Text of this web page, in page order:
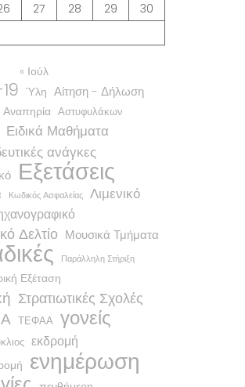
27 28 29
30
« Ιούλ
Ύλη Αίτηση - Δήλωση
Αναπηρία Αστυφυλάκων
Ειδικά Μαθήματα
ανάγκες
Εξετάσεις
Κωδικός Ασφαλείας Λιμενικό
Δελτίο Μουσικά Τμήματα
Παράλληλη Στήριξη
Εξέταση
Στρατιωτικές Σχολές
ΤΕΦΑΑ γονείς
εκδρομή
ενημέρωση